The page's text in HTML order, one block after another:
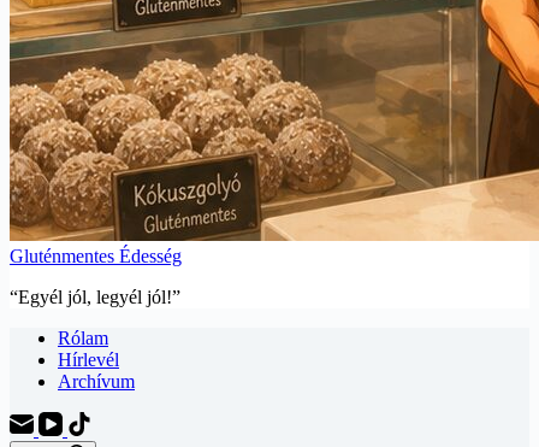
Gluténmentes Édesség
“Egyél jól, legyél jól!”
Rólam
Hírlevél
Archívum